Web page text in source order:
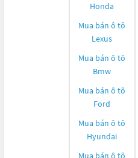
Honda
Mua bán ô tô
Lexus
Mua bán ô tô
Bmw
Mua bán ô tô
Ford
Mua bán ô tô
Hyundai
Mua bán ô tô